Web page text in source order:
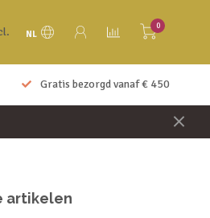
NL
0
Eenvoudig te monteren
artikelen